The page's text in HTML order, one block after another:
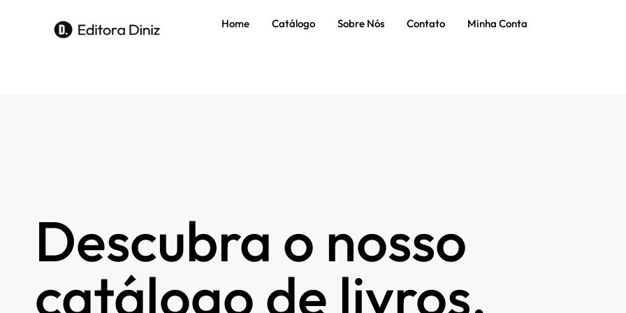
Home Catálogo Sobre Nós Contato Minha Conta
Descubra o nosso
catálogo de livros.